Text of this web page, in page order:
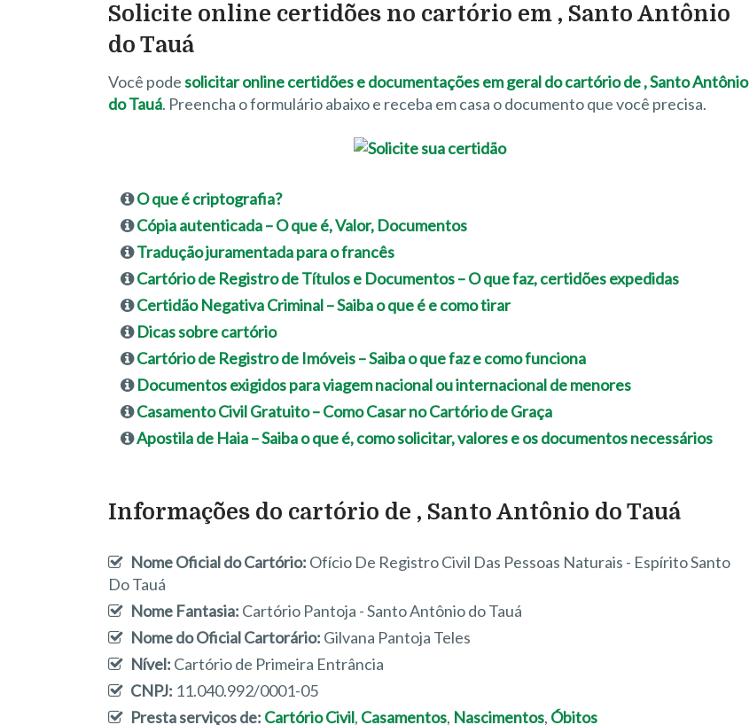
Solicite online certidões no cartório em , Santo Antônio
do Tauá
Você podesolicitar online certidões e documentações em geral do cartório de , Santo Antônio
do Tauá. Preencha o formulário abaixo e receba em casa o documento que você precisa.
O que é criptografia?
Cópia autenticada – O que é, Valor, Documentos
Tradução juramentada para o francês
Cartório de Registro de Títulos e Documentos – O que faz, certidões expedidas
Certidão Negativa Criminal – Saiba o que é e como tirar
Dicas sobre cartório
Cartório de Registro de Imóveis – Saiba o que faz e como funciona
Documentos exigidos para viagem nacional ou internacional de menores
Casamento Civil Gratuito – Como Casar no Cartório de Graça
Apostila de Haia – Saiba o que é, como solicitar, valores e os documentos necessários
Informações do cartório de , Santo Antônio do Tauá
Nome Oficial do Cartório: Ofício De Registro Civil Das Pessoas Naturais - Espírito Santo
Do Tauá
Nome Fantasia: Cartório Pantoja - Santo Antônio do Tauá
Nome do Oficial Cartorário: Gilvana Pantoja Teles
Nível: Cartório de Primeira Entrância
CNPJ: 11.040.992/0001-05
Presta serviços de: Cartório Civil, Casamentos, Nascimentos, Óbitos